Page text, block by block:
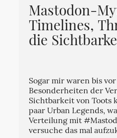
Mastodon-
Timelines,
die
Sogar mir waren bis
Besonderheiten der
Sichtbarkeit von Toots
paar Urban Legends,
Verteilung mit
versuche das mal